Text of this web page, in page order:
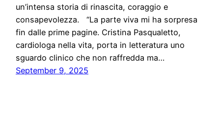
un’intensa storia di rinascita, coraggio e
consapevolezza. “La parte viva mi ha sorpresa
fin dalle prime pagine. Cristina Pasqualetto,
cardiologa nella vita, porta in letteratura uno
sguardo clinico che non raffredda ma…
September 9, 2025